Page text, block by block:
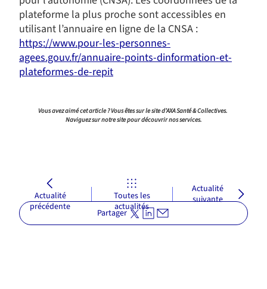
plateforme la plus proche sont accessibles en
utilisant l’annuaire en ligne de la CNSA :
https://www.pour-les-personnes-
agees.gouv.fr/annuaire-points-dinformation-et-
plateformes-de-repit
Vous avez aimé cet article ? Vous êtes sur le site d’AXA Santé & Collectives.
Naviguez sur notre site pour découvrir nos services.
Actualité
précédente
Toutes les
actualités
Actualité
suivante
Partager